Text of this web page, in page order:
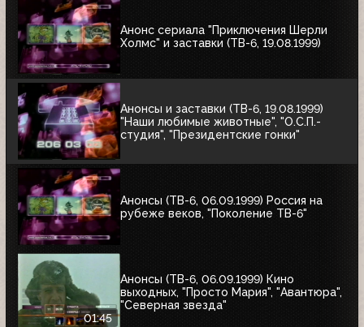
Анонс сериала "Приключения Шерли
Холмс" и заставки (ТВ-6, 19.08.1999)
Анонсы и заставки (ТВ-6, 19.08.1999)
"Наши любимые животные", "О.С.П.-
студия", "Президентские гонки"
Анонсы (ТВ-6, 06.09.1999) Россия на
рубеже веков, "Поколение ТВ-6"
01:45
Анонсы (ТВ-6, 06.09.1999) Кино
выходных, "Просто Мария", "Авантюра",
"Северная звезда"